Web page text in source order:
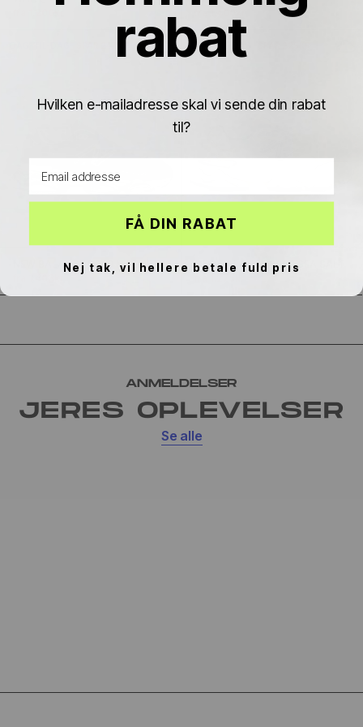
1.850kr
NEW BALANCE 9060 MAGNET
1.650kr
DAG-TIL-DAG
NEW BALANCE 9060 SEA SALT
1.500kr
ANMELDELSER
JERES OPLEVELSER
Se alle
rabat
Hvilken e-mailadresse skal vi sende din rabat
til?
FÅ DIN RABAT
Nej tak, vil hellere betale fuld pris